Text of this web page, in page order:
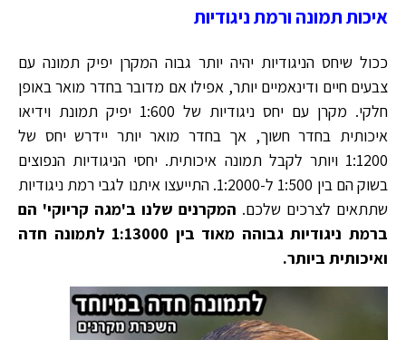
איכות תמונה ורמת ניגודיות
ככול שיחס הניגודיות יהיה יותר גבוה המקרן יפיק תמונה עם
צבעים חיים ודינאמיים יותר, אפילו אם מדובר בחדר מואר באופן
חלקי. מקרן עם יחס ניגודיות של 1:600 יפיק תמונת וידיאו
איכותית בחדר חשוך, אך בחדר מואר יותר יידרש יחס של
1:1200 ויותר לקבל תמונה איכותית. יחסי הניגודיות הנפוצים
בשוק הם בין 1:500 ל-1:2000. התייעצו איתנו לגבי רמת ניגודיות
שתתאים לצרכים שלכם. המקרנים שלנו ב'מגה קריוקי' הם
ברמת ניגודיות גבוהה מאוד בין 1:13000 לתמונה חדה
ואיכותית ביותר.